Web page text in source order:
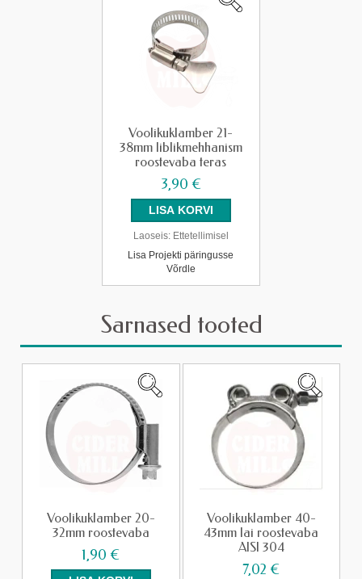
Voolikuklamber 21-
38mm liblikmehhanism
roostevaba teras
3,90 €
Laoseis: Ettetellimisel
Lisa Projekti päringusse
Võrdle
Sarnased tooted
Voolikuklamber 20-
32mm roostevaba
1,90 €
Voolikuklamber 40-
43mm lai roostevaba
AISI 304
7,02 €